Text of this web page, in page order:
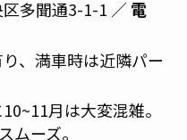
多聞通3-1-1 ／ 電
、満車時は近隣パー
月は大変混雑。
ムーズ。